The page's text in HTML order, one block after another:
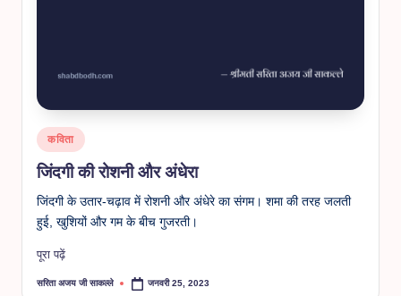
Posted
in
कविता
जिंदगी की रोशनी और अंधेरा
जिंदगी के उतार-चढ़ाव में रोशनी और अंधेरे का संगम। शमा की तरह जलती
हुई, खुशियों और गम के बीच गुजरती।
पूरा पढ़ें
Posted
सरिता अजय जी साकल्ले जनवरी 25, 2023